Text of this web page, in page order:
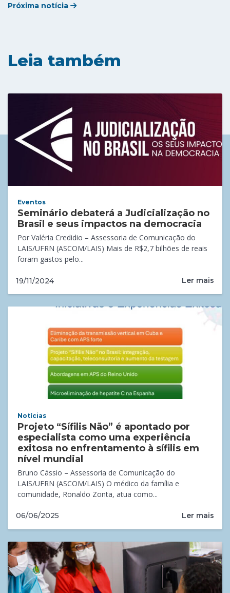
Próxima notícia
Leia também
Eventos
Seminário debaterá a Judicialização no
Brasil e seus impactos na democracia
Por Valéria Credidio – Assessoria de Comunicação do
LAIS/UFRN (ASCOM/LAIS) Mais de R$2,7 bilhões de reais
foram gastos pelo...
19/11/2024 Ler mais
Notícias
Projeto “Sífilis Não” é apontado por
especialista como uma experiência
exitosa no enfrentamento à sífilis em
nível mundial
Bruno Cássio – Assessoria de Comunicação do
LAIS/UFRN (ASCOM/LAIS) O médico da família e
comunidade, Ronaldo Zonta, atua como...
06/06/2025 Ler mais